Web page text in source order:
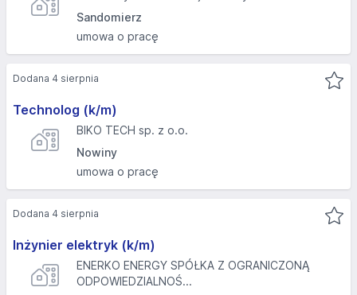
Sandomierz
umowa o pracę
Technolog (k/m)
BIKO TECH sp. z o.o.
Nowiny
umowa o pracę
Dodana 4 sierpnia
Inżynier elektryk (k/m)
ENERKO ENERGY SPÓŁKA Z OGRANICZONĄ
ODPOWIEDZIALNOŚ...
Dodana 4 sierpnia